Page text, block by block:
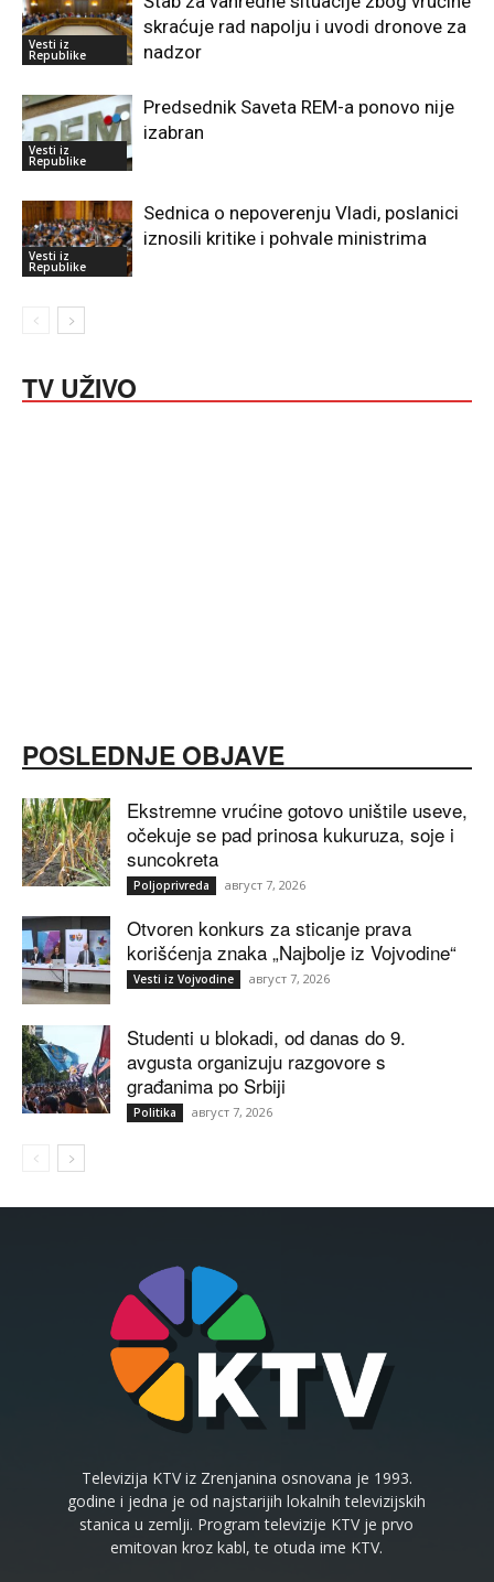
Vesti iz
Republike
skraćuje rad napolju i uvodi dronove za
nadzor
Vesti iz
Republike
Predsednik Saveta REM-a ponovo nije
izabran
Vesti iz
Republike
Sednica o nepoverenju Vladi, poslanici
iznosili kritike i pohvale ministrima
TV UŽIVO
POSLEDNJE OBJAVE
Ekstremne vrućine gotovo uništile useve,
očekuje se pad prinosa kukuruza, soje i
suncokreta
Poljoprivreda август 7, 2026
Otvoren konkurs za sticanje prava
korišćenja znaka „Najbolje iz Vojvodine“
Vesti iz Vojvodine август 7, 2026
Studenti u blokadi, od danas do 9.
avgusta organizuju razgovore s
građanima po Srbiji
Politika август 7, 2026
Televizija KTV iz Zrenjanina osnovana je 1993.
godine i jedna je od najstarijih lokalnih televizijskih
stanica u zemlji. Program televizije KTV je prvo
emitovan kroz kabl, te otuda ime KTV.